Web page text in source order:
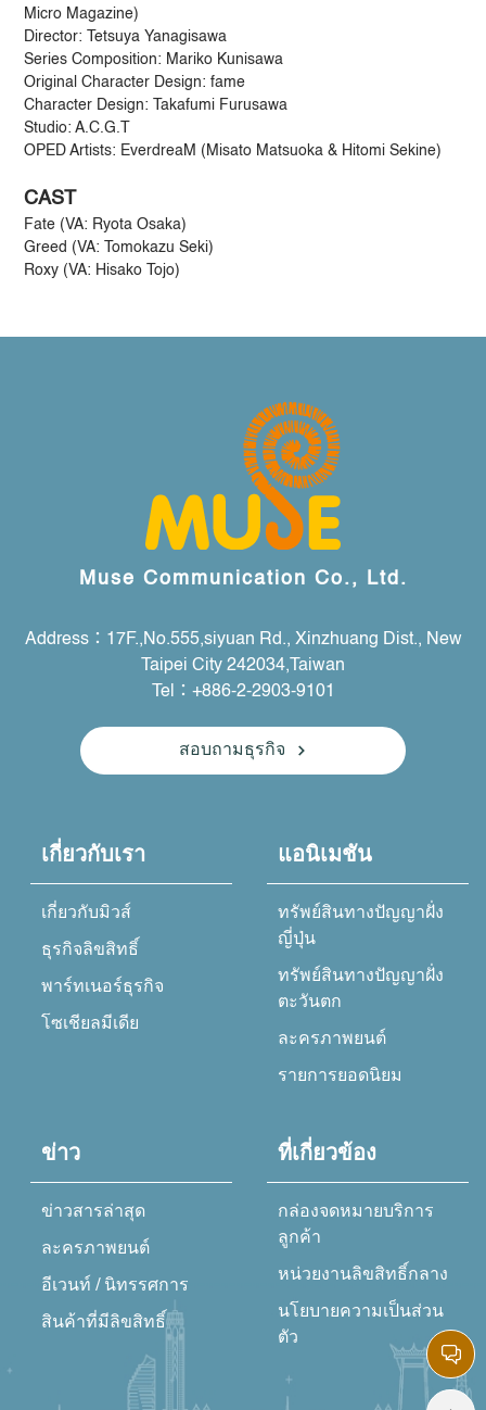
Micro Magazine)
Director: Tetsuya Yanagisawa
Series Composition: Mariko Kunisawa
Original Character Design: fame
Character Design: Takafumi Furusawa
Studio: A.C.G.T
OPED Artists: EverdreaM (Misato Matsuoka & Hitomi Sekine)
CAST
Fate (VA: Ryota Osaka)
Greed (VA: Tomokazu Seki)
Roxy (VA: Hisako Tojo)
Muse Communication Co., Ltd.
Address：17F.,No.555,siyuan Rd., Xinzhuang Dist., New
Taipei City 242034,Taiwan
Tel：+886-2-2903-9101
สอบถามธุรกิจ
เกี่ยวกับเรา
เกี่ยวกับมิวส์
ธุรกิจลิขสิทธิ์
พาร์ทเนอร์ธุรกิจ
โซเชียลมีเดีย
แอนิเมชัน
ทรัพย์สินทางปัญญาฝั่ง
ญี่ปุ่น
ทรัพย์สินทางปัญญาฝั่ง
ตะวันตก
ละครภาพยนต์
รายการยอดนิยม
ข่าว
ข่าวสารล่าสุด
ละครภาพยนต์
อีเวนท์ / นิทรรศการ
สินค้าที่มีลิขสิทธิ์
ที่เกี่ยวข้อง
กล่องจดหมายบริการ
ลูกค้า
หน่วยงานลิขสิทธิ์กลาง
นโยบายความเป็นส่วน
ตัว